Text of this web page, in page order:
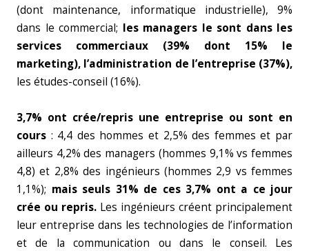
(dont maintenance, informatique industrielle), 9%
dans le commercial; les managers le sont dans les
services commerciaux (39% dont 15% le
marketing), l’administration de l’entreprise (37%),
les études-conseil (16%).
3,7% ont crée/repris une entreprise ou sont en
cours : 4,4 des hommes et 2,5% des femmes et par
ailleurs 4,2% des managers (hommes 9,1% vs femmes
4,8) et 2,8% des ingénieurs (hommes 2,9 vs femmes
1,1%); mais seuls 31% de ces 3,7% ont a ce jour
crée ou repris. Les ingénieurs créent principalement
leur entreprise dans les technologies de l’information
et de la communication ou dans le conseil. Les